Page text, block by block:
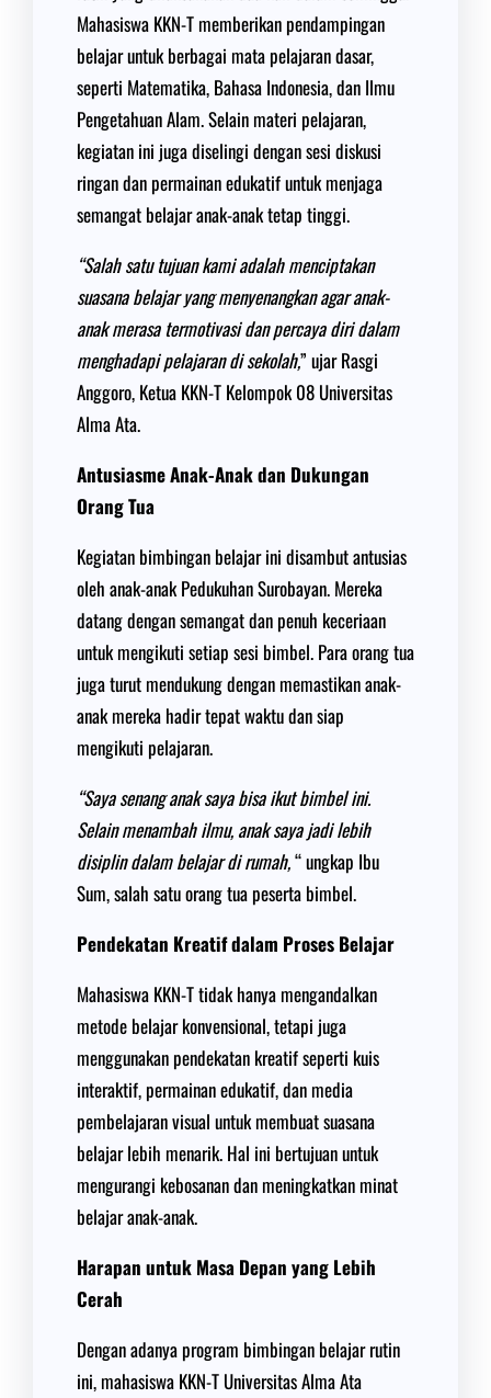
Mahasiswa KKN-T memberikan pendampingan
belajar untuk berbagai mata pelajaran dasar,
seperti Matematika, Bahasa Indonesia, dan Ilmu
Pengetahuan Alam. Selain materi pelajaran,
kegiatan ini juga diselingi dengan sesi diskusi
ringan dan permainan edukatif untuk menjaga
semangat belajar anak-anak tetap tinggi.
“Salah satu tujuan kami adalah menciptakan
suasana belajar yang menyenangkan agar anak-
anak merasa termotivasi dan percaya diri dalam
menghadapi pelajaran di sekolah,” ujar Rasgi
Anggoro, Ketua KKN-T Kelompok 08 Universitas
Alma Ata.
Antusiasme Anak-Anak dan Dukungan
Orang Tua
Kegiatan bimbingan belajar ini disambut antusias
oleh anak-anak Pedukuhan Surobayan. Mereka
datang dengan semangat dan penuh keceriaan
untuk mengikuti setiap sesi bimbel. Para orang tua
juga turut mendukung dengan memastikan anak-
anak mereka hadir tepat waktu dan siap
mengikuti pelajaran.
“Saya senang anak saya bisa ikut bimbel ini.
Selain menambah ilmu, anak saya jadi lebih
disiplin dalam belajar di rumah,“ ungkap Ibu
Sum, salah satu orang tua peserta bimbel.
Pendekatan Kreatif dalam Proses Belajar
Mahasiswa KKN-T tidak hanya mengandalkan
metode belajar konvensional, tetapi juga
menggunakan pendekatan kreatif seperti kuis
interaktif, permainan edukatif, dan media
pembelajaran visual untuk membuat suasana
belajar lebih menarik. Hal ini bertujuan untuk
mengurangi kebosanan dan meningkatkan minat
belajar anak-anak.
Harapan untuk Masa Depan yang Lebih
Cerah
Dengan adanya program bimbingan belajar rutin
ini, mahasiswa KKN-T Universitas Alma Ata